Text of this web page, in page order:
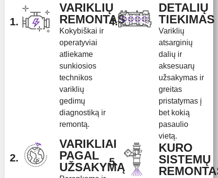
1.
VARIKLIŲ
REMONTAS
Kokybiškai ir
operatyviai
atliekame
sunkiosios
technikos
variklių
gedimų
diagnostiką ir
remontą.
2.
VARIKLIAI
PAGAL
UŽSAKYMĄ
4.
DETALIŲ
TIEKIMAS
Variklių
atsarginių
dalių ir
aksesuarų
užsakymas ir
greitas
pristatymas į
bet kokią
pasaulio
vietą.
5.
KURO
SISTEMŲ